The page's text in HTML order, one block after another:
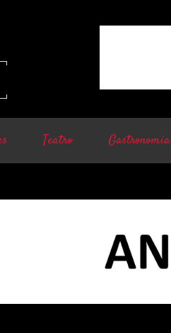
Teatro Gastronomia